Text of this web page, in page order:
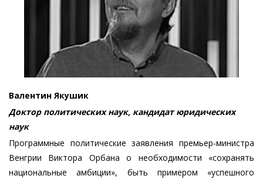
Валентин Якушик
Доктор политических наук, кандидат юридических
наук
Программные политические заявления премьер-министра
Венгрии Виктора Орбана о необходимости «сохранять
национальные амбиции», быть примером «успешного